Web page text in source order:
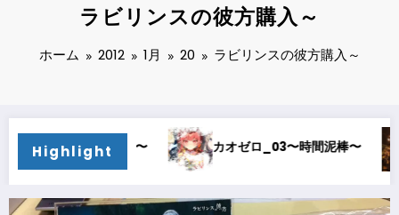
ラビリンスの彼方購入～
ホーム 2012 1月 20 ラビリンスの彼方購入～
Highlight
カオゼロ_03〜時間泥棒〜 カオゼロ_02〜オル